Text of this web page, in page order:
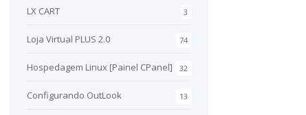
3
LX CART
74
Loja Virtual PLUS 2.0
32
Hospedagem Linux [Painel CPanel]
13
Configurando OutLook